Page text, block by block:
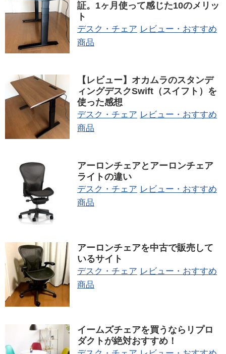
証。1ヶ月使って感じた10のメリッ
ト
デスク・チェア レビュー・おすすめ
商品
【レビュー】オカムラのスタンデ
ィングデスクSwift（スイフト）を
使った感想
デスク・チェア レビュー・おすすめ
商品
アーロンチェアとアーロンチェア
ライトの違い
デスク・チェア レビュー・おすすめ
商品
アーロンチェアを中古で販売して
いるサイト
デスク・チェア レビュー・おすすめ
商品
イームズチェアを買うならリプロ
ダクトが絶対おすすめ！